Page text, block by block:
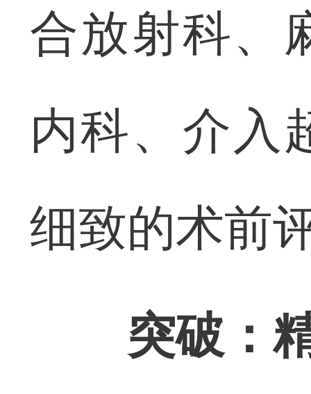
合放射科、
内科、介入
细致的术前
突破：